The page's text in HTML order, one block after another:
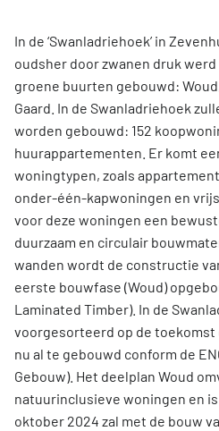
Niet-Nederlandse LCA's en
Veelgestelde vragen over
Vacatures
NMD Events
Persinformatie Nationale
In de ‘Swanladriehoek’ in
oudsher door zwanen druk
groene buurten gebouwd:
Gaard. In de Swanladriehoek
worden gebouwd: 152
huurappartementen. Er komt
woningtypen, zoals
onder-één-kapwoningen en
voor deze woningen een
duurzaam en circulair
wanden wordt de constructie
eerste bouwfase (Woud)
Laminated Timber). In de
voorgesorteerd op de toekomst
nu al te gebouwd conform de
Gebouw). Het deelplan Woud
natuurinclusieve woningen en
oktober 2024 zal met de bouw